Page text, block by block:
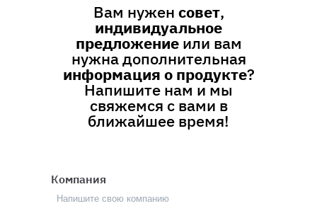
Вам нужен совет,
индивидуальное
предложение или вам
нужна дополнительная
информация о продукте?
Напишите нам и мы
свяжемся с вами в
ближайшее время!
Компания